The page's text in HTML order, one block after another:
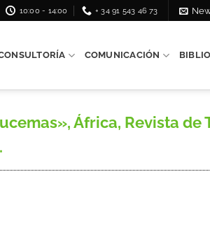
10:00 - 14:00 + 34 91 543 46 73
COMUNICACIÓN
África, Revista de